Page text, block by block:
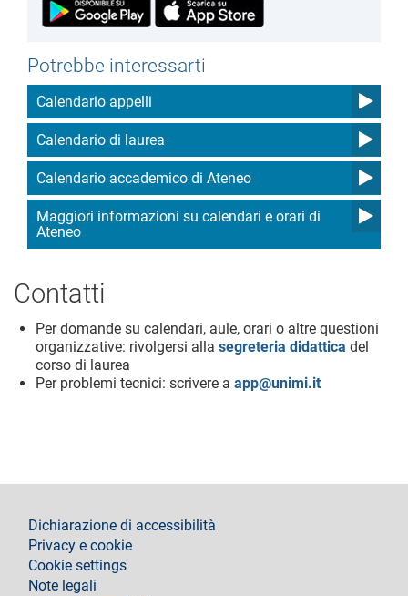
Potrebbe interessarti
Calendario appelli
Calendario di laurea
Calendario accademico di Ateneo
Maggiori informazioni su calendari e orari di
Ateneo
Contatti
Per domande su calendari, aule, orari o altre questioni
organizzative: rivolgersi alla segreteria didattica del
corso di laurea
Per problemi tecnici: scrivere a app@unimi.it
footer
Dichiarazione di accessibilità
Privacy e cookie
Cookie settings
Note legali